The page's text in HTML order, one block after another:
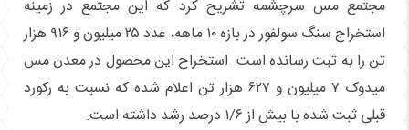
مجتمع مس سرچشمه تشریح کرد که این مجتمع در زمینه
استخراج سنگ سولفور در بازه ۱۰ ماهه، عدد ۲۵ میلیون و ۹۱۶ هزار
تن را به ثبت رسانده است. استخراج این محصول در معدن مس
میدوک ۷ میلیون و ۶۲۷ هزار تن اعلام شده که نسبت به رکورد
قبلی ثبت شده با بیش از ۱/۶ درصد رشد داشته است.